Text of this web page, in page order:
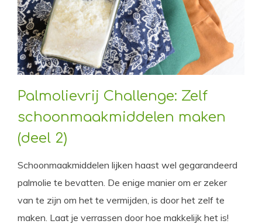
Palmolievrij Challenge: Zelf
schoonmaakmiddelen maken
(deel 2)
Schoonmaakmiddelen lijken haast wel gegarandeerd
palmolie te bevatten. De enige manier om er zeker
van te zijn om het te vermijden, is door het zelf te
maken. Laat je verrassen door hoe makkelijk het is!